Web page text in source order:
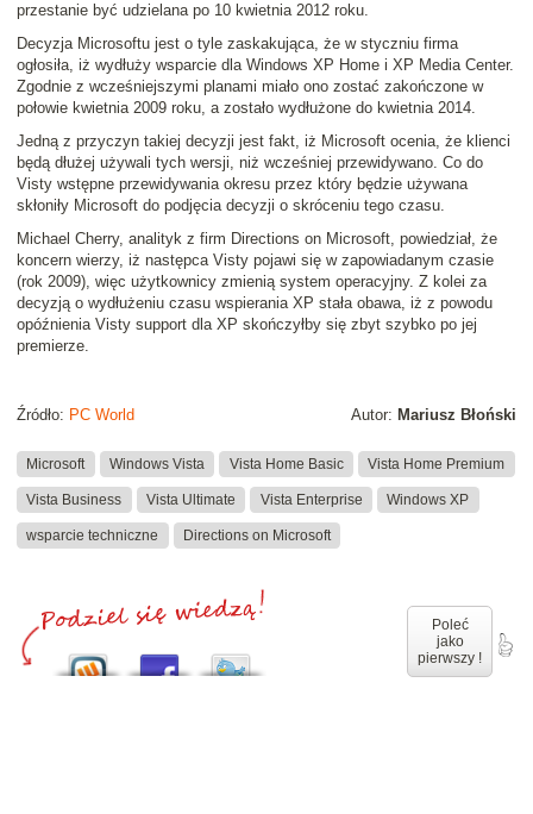
przestanie być udzielana po 10 kwietnia 2012 roku.
Decyzja Microsoftu jest o tyle zaskakująca, że w styczniu firma
ogłosiła, iż wydłuży wsparcie dla Windows XP Home i XP Media Center.
Zgodnie z wcześniejszymi planami miało ono zostać zakończone w
połowie kwietnia 2009 roku, a zostało wydłużone do kwietnia 2014.
Jedną z przyczyn takiej decyzji jest fakt, iż Microsoft ocenia, że klienci
będą dłużej używali tych wersji, niż wcześniej przewidywano. Co do
Visty wstępne przewidywania okresu przez który będzie używana
skłoniły Microsoft do podjęcia decyzji o skróceniu tego czasu.
Michael Cherry, analityk z firm Directions on Microsoft, powiedział, że
koncern wierzy, iż następca Visty pojawi się w zapowiadanym czasie
(rok 2009), więc użytkownicy zmienią system operacyjny. Z kolei za
decyzją o wydłużeniu czasu wspierania XP stała obawa, iż z powodu
opóźnienia Visty support dla XP skończyłby się zbyt szybko po jej
premierze.
Autor: Mariusz Błoński
Źródło: PC World
Microsoft Windows Vista Vista Home Basic Vista Home Premium
Vista Business Vista Ultimate Vista Enterprise Windows XP
wsparcie techniczne Directions on Microsoft
Poleć
jako
pierwszy !